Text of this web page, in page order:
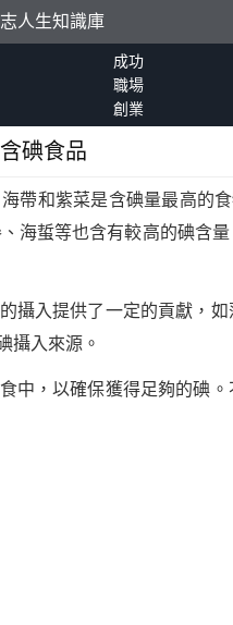
人生知識庫
成功
職場
創業
含碘食品
帶和紫菜是含碘量最高的
海蜇等也含有較高的碘含
入提供了一定的貢獻，
攝入來源。
中，以確保獲得足夠的碘